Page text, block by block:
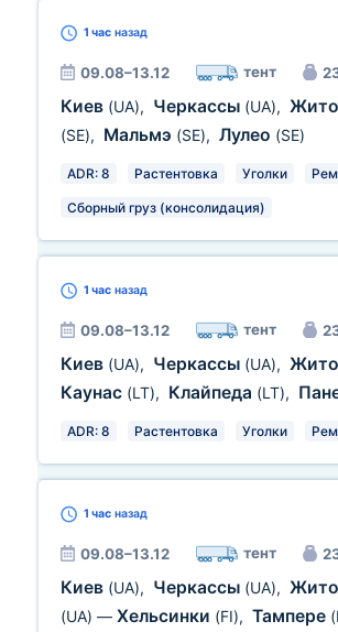
1 час назад
09.08–13.12 тент
Киев (UA), Черкассы (UA),
(SE), Мальмэ (SE), Лулео (SE)
ADR: 8 Растентовка Уголки
Сборный груз (консолидация)
1 час назад
09.08–13.12 тент
Киев (UA), Черкассы (UA),
Каунас (LT), Клайпеда (LT),
ADR: 8 Растентовка Уголки
1 час назад
09.08–13.12 тент
Киев (UA), Черкассы (UA),
(UA) — Хельсинки (FI), Тампере